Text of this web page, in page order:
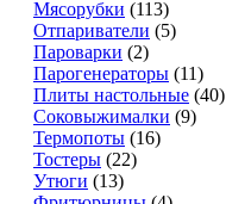
Мясорубки (113)
Отпариватели (5)
Пароварки (2)
Парогенераторы (11)
Плиты настольные (40)
Соковыжималки (9)
Термопоты (16)
Тостеры (22)
Утюги (13)